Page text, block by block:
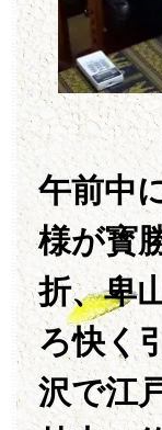
午前中
様が寳
折、卑
ろ快く
沢で江